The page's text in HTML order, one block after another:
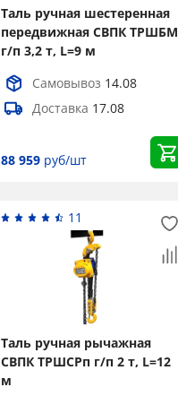
Таль ручная шестеренная
передвижная СВПК ТРШБМ
г/п 3,2 т, L=9 м
Самовывоз 14.08
Доставка 17.08
88 959 руб/шт
11
Таль ручная рычажная
СВПК ТРШСРп г/п 2 т, L=12
м